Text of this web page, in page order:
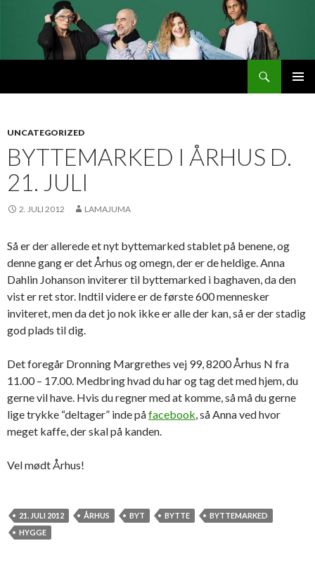
UNCATEGORIZED
BYTTEMARKED I ÅRHUS D.
21. JULI
2. JULI 2012 LAMAJUMA
Så er der allerede et nyt byttemarked stablet på benene, og
denne gang er det Århus og omegn, der er de heldige. Anna
Dahlin Johanson inviterer til byttemarked i baghaven, da den
vist er ret stor. Indtil videre er de første 600 mennesker
inviteret, men da det jo nok ikke er alle der kan, så er der stadig
god plads til dig.
Det foregår Dronning Margrethes vej 99, 8200 Århus N fra
11.00 – 17.00. Medbring hvad du har og tag det med hjem, du
gerne vil have. Hvis du regner med at komme, så må du gerne
lige trykke “deltager” inde påfacebook, så Anna ved hvor
meget kaffe, der skal på kanden.
Vel mødt Århus!
21. JULI 2012 ÅRHUS BYT BYTTE
BYTTEMARKED
HYGGE